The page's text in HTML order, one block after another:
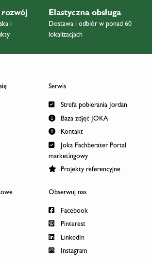
i
Elastyczna obsługa
Dostawa i odbiór w ponad 60
lokalizacjach
Serwis
Strefa pobierania Jordan
Baza zdjęć JOKA
Kontakt
Joka Fachberater Portal
marketingowy
Projekty referencyjne
Obserwuj nas
Facebook
Pinterest
LinkedIn
Instagram